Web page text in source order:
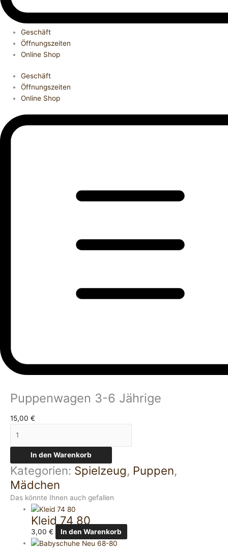
Geschäft
Öffnungszeiten
Online Shop
Geschäft
Öffnungszeiten
Online Shop
Puppenwagen 3-6 Jährige
15,00 €
In den Warenkorb
Kategorien: Spielzeug, Puppen,
Mädchen
Das könnte Ihnen auch gefallen
Kleid 74 80
3,00€ In den Warenkorb